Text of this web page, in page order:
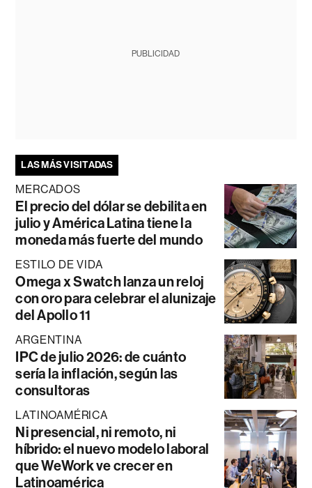
PUBLICIDAD
LAS MÁS VISITADAS
MERCADOS
El precio del dólar se debilita en
julio y América Latina tiene la
moneda más fuerte del mundo
ESTILO DE VIDA
Omega x Swatch lanza un reloj
con oro para celebrar el alunizaje
del Apollo 11
ARGENTINA
IPC de julio 2026: de cuánto
sería la inflación, según las
consultoras
LATINOAMÉRICA
Ni presencial, ni remoto, ni
híbrido: el nuevo modelo laboral
que WeWork ve crecer en
Latinoamérica